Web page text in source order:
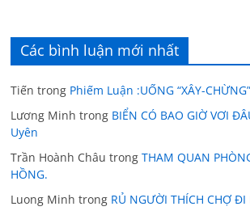
Các bình luận mới nhất
Tiến trong Phiếm Luận :UỐNG “XÂY-
Lương Minh trong BIỂN CÓ BAO GIỜ VƠI
Uyên
Trần Hoành Châu trongTHAM QUAN
HỒNG.
Luong Minh trong RỦ NGƯỜI THÍCH CHỢ ĐI